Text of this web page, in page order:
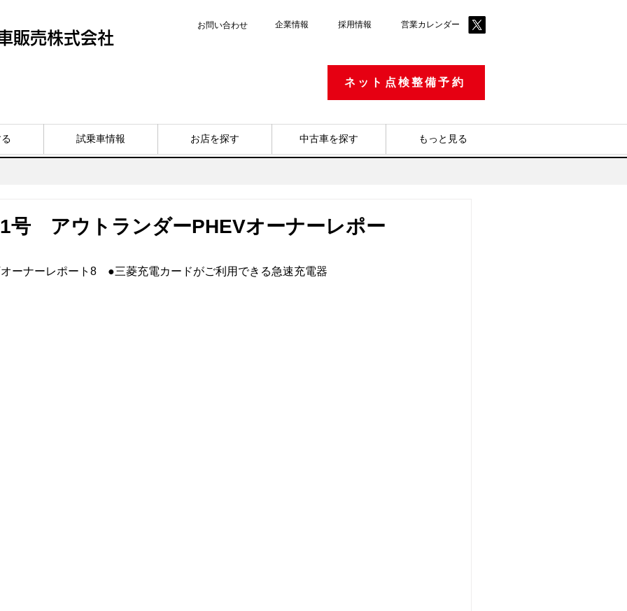
販売株式会社
お問い合わせ 企業情報 採用情報 ​営業カレンダー
ネット点検整備予約
試乗車情報 お店を探す 中古車を探す もっと見る
アウトランダーPHEVオーナーレポー
ーナーレポート8　●三菱充電カードがご利用できる急速充電器